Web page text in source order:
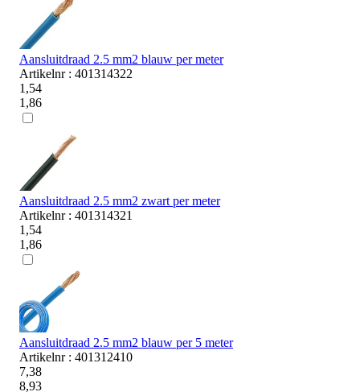
Aansluitdraad 2.5 mm2 blauw per meter
Artikelnr : 401314322
1,54
1,86
Aansluitdraad 2.5 mm2 zwart per meter
Artikelnr : 401314321
1,54
1,86
Aansluitdraad 2.5 mm2 blauw per 5 meter
Artikelnr : 401312410
7,38
8,93